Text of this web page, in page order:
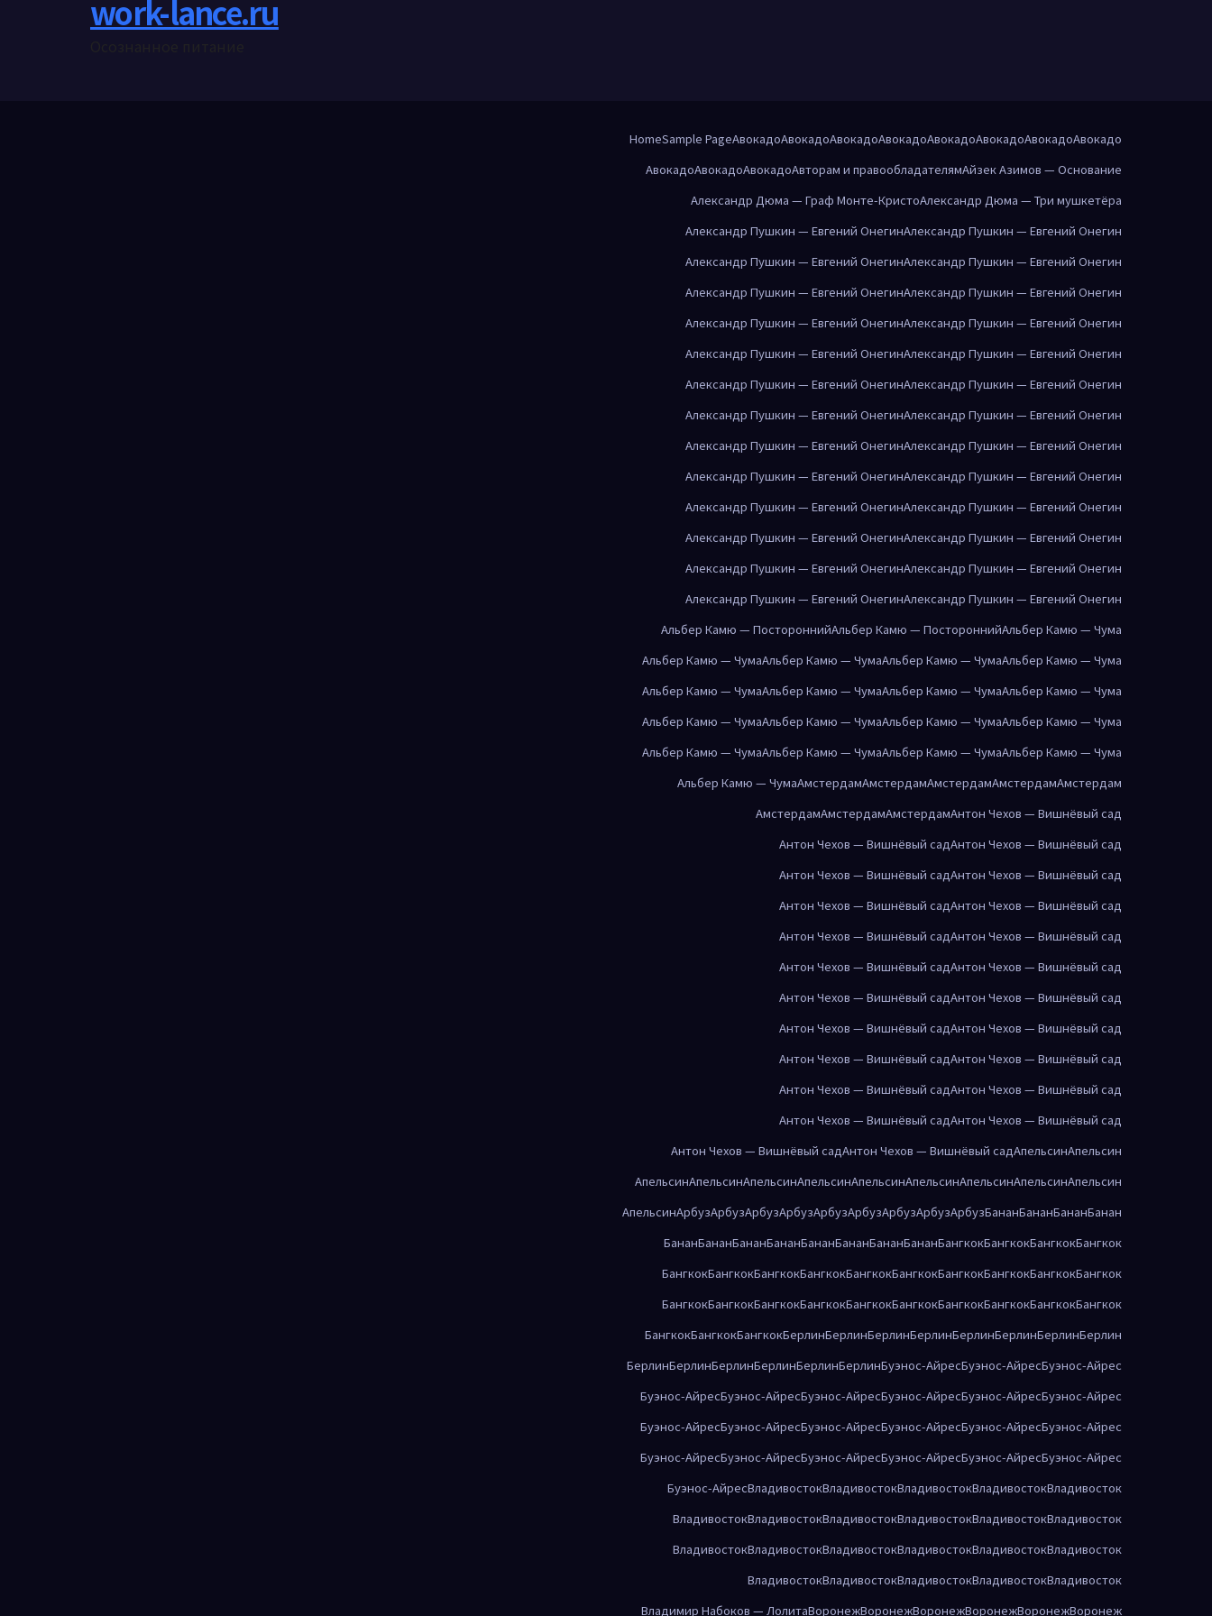
work-lance.ru
HomeSample PageАвокадоАвокадоАвокадоАвокадоАвокадоАвокадоАвокадоАвокадо
АвокадоАвокадоАвокадоАвторам и правообладателямАйзек Азимов — Основание
Александр Дюма — Граф Монте-КристоАлександр Дюма — Три мушкетёра
Александр Пушкин — Евгений ОнегинАлександр Пушкин — Евгений Онегин
Александр Пушкин — Евгений ОнегинАлександр Пушкин — Евгений Онегин
Александр Пушкин — Евгений ОнегинАлександр Пушкин — Евгений Онегин
Александр Пушкин — Евгений ОнегинАлександр Пушкин — Евгений Онегин
Александр Пушкин — Евгений ОнегинАлександр Пушкин — Евгений Онегин
Александр Пушкин — Евгений ОнегинАлександр Пушкин — Евгений Онегин
Александр Пушкин — Евгений ОнегинАлександр Пушкин — Евгений Онегин
Александр Пушкин — Евгений ОнегинАлександр Пушкин — Евгений Онегин
Александр Пушкин — Евгений ОнегинАлександр Пушкин — Евгений Онегин
Александр Пушкин — Евгений ОнегинАлександр Пушкин — Евгений Онегин
Александр Пушкин — Евгений ОнегинАлександр Пушкин — Евгений Онегин
Александр Пушкин — Евгений ОнегинАлександр Пушкин — Евгений Онегин
Александр Пушкин — Евгений ОнегинАлександр Пушкин — Евгений Онегин
Альбер Камю — ПостороннийАльбер Камю — ПостороннийАльбер Камю — Чума
Альбер Камю — ЧумаАльбер Камю — ЧумаАльбер Камю — ЧумаАльбер Камю — Чума
Альбер Камю — ЧумаАльбер Камю — ЧумаАльбер Камю — ЧумаАльбер Камю — Чума
Альбер Камю — ЧумаАльбер Камю — ЧумаАльбер Камю — ЧумаАльбер Камю — Чума
Альбер Камю — ЧумаАльбер Камю — ЧумаАльбер Камю — ЧумаАльбер Камю — Чума
Альбер Камю — ЧумаАмстердамАмстердамАмстердамАмстердамАмстердам
АмстердамАмстердамАмстердамАнтон Чехов — Вишнёвый сад
Антон Чехов — Вишнёвый садАнтон Чехов — Вишнёвый сад
Антон Чехов — Вишнёвый садАнтон Чехов — Вишнёвый сад
Антон Чехов — Вишнёвый садАнтон Чехов — Вишнёвый сад
Антон Чехов — Вишнёвый садАнтон Чехов — Вишнёвый сад
Антон Чехов — Вишнёвый садАнтон Чехов — Вишнёвый сад
Антон Чехов — Вишнёвый садАнтон Чехов — Вишнёвый сад
Антон Чехов — Вишнёвый садАнтон Чехов — Вишнёвый сад
Антон Чехов — Вишнёвый садАнтон Чехов — Вишнёвый сад
Антон Чехов — Вишнёвый садАнтон Чехов — Вишнёвый сад
Антон Чехов — Вишнёвый садАнтон Чехов — Вишнёвый сад
Антон Чехов — Вишнёвый садАнтон Чехов — Вишнёвый садАпельсинАпельсин
АпельсинАпельсинАпельсинАпельсинАпельсинАпельсинАпельсинАпельсинАпельсин
АпельсинАрбузАрбузАрбузАрбузАрбузАрбузАрбузАрбузАрбузБананБананБананБанан
БананБананБананБананБананБананБананБананБангкокБангкокБангкокБангкок
БангкокБангкокБангкокБангкокБангкокБангкокБангкокБангкокБангкокБангкок
БангкокБангкокБангкокБангкокБангкокБангкокБангкокБангкокБангкокБангкок
БангкокБангкокБангкокБерлинБерлинБерлинБерлинБерлинБерлинБерлинБерлин
БерлинБерлинБерлинБерлинБерлинБерлинБуэнос-АйресБуэнос-АйресБуэнос-Айрес
Буэнос-АйресБуэнос-АйресБуэнос-АйресБуэнос-АйресБуэнос-АйресБуэнос-Айрес
Буэнос-АйресБуэнос-АйресБуэнос-АйресБуэнос-АйресБуэнос-АйресБуэнос-Айрес
Буэнос-АйресБуэнос-АйресБуэнос-АйресБуэнос-АйресБуэнос-АйресБуэнос-Айрес
Буэнос-АйресВладивостокВладивостокВладивостокВладивостокВладивосток
ВладивостокВладивостокВладивостокВладивостокВладивостокВладивосток
ВладивостокВладивостокВладивостокВладивостокВладивостокВладивосток
ВладивостокВладивостокВладивостокВладивостокВладивосток
Владимир Набоков — ЛолитаВоронежВоронежВоронежВоронежВоронежВоронеж